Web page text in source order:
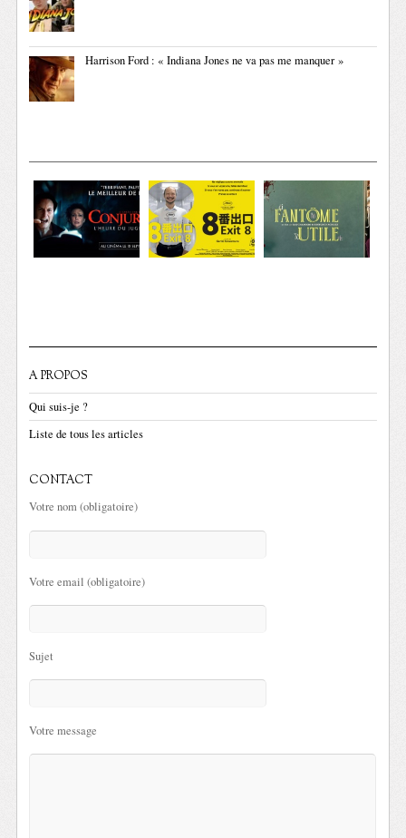
Harrison Ford : « Indiana Jones ne va pas me manquer »
A PROPOS
Qui suis-je ?
Liste de tous les articles
CONTACT
Votre nom (obligatoire)
Votre email (obligatoire)
Sujet
Votre message